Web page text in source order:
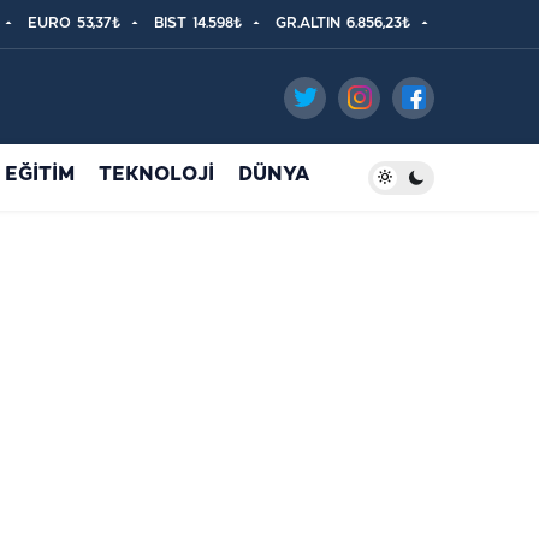
EURO 53,37₺ BIST 14.598₺ GR.ALTIN 6.856,23₺
EĞİTİM TEKNOLOJİ DÜNYA